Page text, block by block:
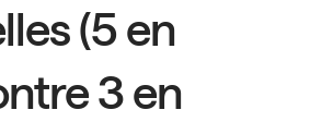
(5 en
3 en